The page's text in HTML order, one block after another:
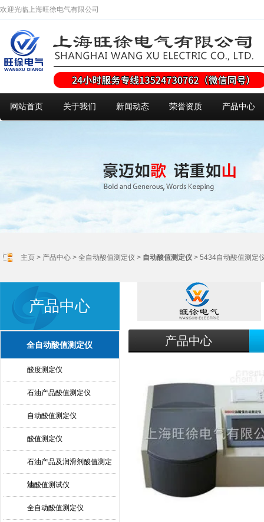
欢迎光临上海旺徐电气有限公司
网站首页 关于我们 新闻动态 荣誉资质 产品中心
主页 > 产品中心 > 全自动酸值测定仪 > 自动酸值测定仪 > 5434自动酸值测定
产品中心
全自动酸值测定仪
酸度测定仪
石油产品酸值测定仪
自动酸值测定仪
酸值测定仪
石油产品及润滑剂酸值测定
法
油酸值测试仪
全自动酸值测定仪
产品中心